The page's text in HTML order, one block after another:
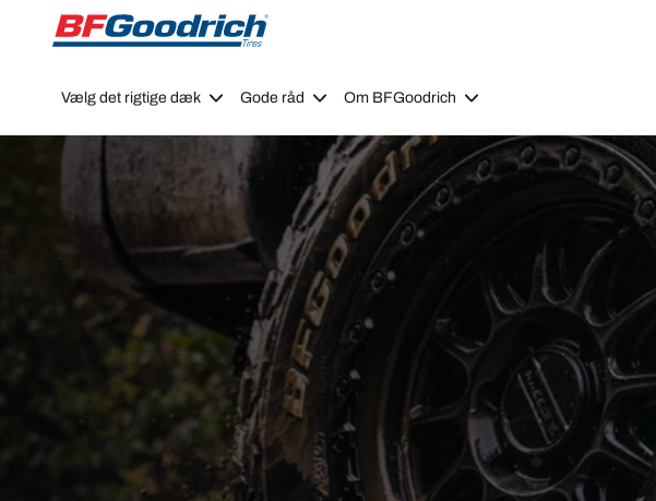
Go to page content
Go to page navigation
Vælg det rigtige dæk Gode råd Om BFGoodrich